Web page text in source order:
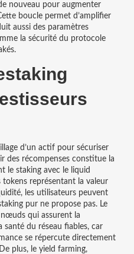
nouveau pour augmenter
boucle permet d’amplifier
aussi des paramètres
la sécurité du protocole
d’un actif pour sécuriser
des récompensesconstitue la
le staking avec le liquid
représentant la valeur
, les utilisateurs peuvent
pur ne propose pas. Le
nœuds qui assurent la
santé du réseau fiables, car
se répercute directement
plus, le yield farming,